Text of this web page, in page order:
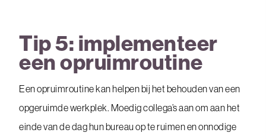
Tip 5: implementeer
een opruimroutine
Een opruimroutine kan helpen bij het behouden van een
opgeruimde werkplek. Moedig collega’s aan om aan het
einde van de dag hun bureau op te ruimen en onnodige